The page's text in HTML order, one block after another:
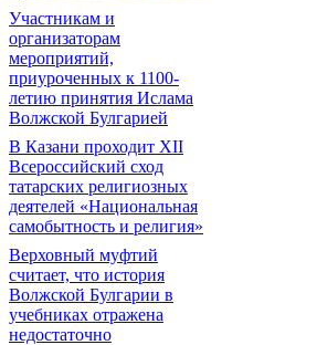
Участникам и
организаторам
мероприятий,
приуроченных к 1100-
летию принятия Ислама
Волжской Булгарией
В Казани проходит XII
Всероссийский сход
татарских религиозных
деятелей «Национальная
самобытность и религия»
Верховный муфтий
считает, что история
Волжской Булгарии в
учебниках отражена
недостаточно